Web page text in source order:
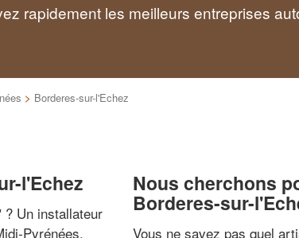
rapidement les meilleurs entreprises
> Borderes-sur-l'Echez
l'Echez
? Un installateur
Pyrénées,
Nous cherchons
Borderes-sur-
Vous ne savez pas quel